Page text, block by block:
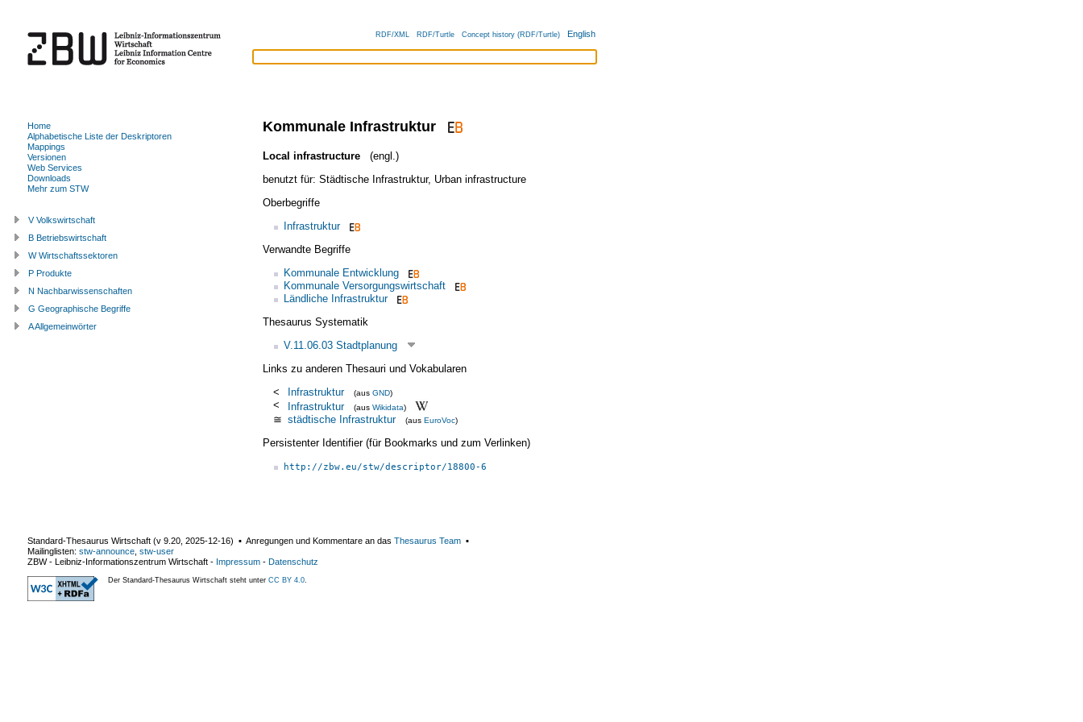
RDF/XML RDF/Turtle Concept history (RDF/Turtle) English
Kommunale Infrastruktur
Local infrastructure
(engl.)
benutzt für: Städtische Infrastruktur, Urban infrastructure
Oberbegriffe
Infrastruktur
Verwandte Begriffe
Kommunale Entwicklung
Kommunale Versorgungswirtschaft
Ländliche Infrastruktur
Thesaurus Systematik
V.11.06.03 Stadtplanung
Links zu anderen Thesauri und Vokabularen
<
Infrastruktur (aus GND)
< Infrastruktur (aus Wikidata)
≅ städtische Infrastruktur (aus EuroVoc)
Persistenter Identifier (für Bookmarks und zum Verlinken)
http://zbw.eu/stw/descriptor/18800-6
Home
Alphabetische Liste der Deskriptoren
Mappings
Versionen
Web Services
Downloads
Mehr zum STW
V Volkswirtschaft
B Betriebswirtschaft
W Wirtschaftssektoren
P Produkte
N Nachbarwissenschaften
G Geographische Begriffe
A Allgemeinwörter
Standard-Thesaurus Wirtschaft (v 9.20 2025-12-16) ▪ Anregungen und Kommentare an das Thesaurus Team ▪
Mailinglisten: stw-announce stw-user
ZBW - Leibniz-Informationszentrum Wirtschaft - Impressum - Datenschutz
Der Standard-Thesaurus Wirtschaft steht unter CC BY 4.0